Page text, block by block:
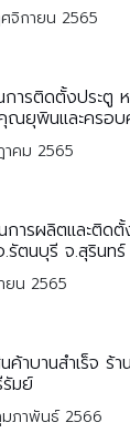
จิกายน 2565
การติดตั้งประตู
ณยุพินและครอบ
าคม 2565
การผลิตและติด
รัตนบุรี จ.สุรินทร์
ยน 2565
ค้าบานสำเร็จ ร้
มย์
ภาพันธ์ 2566